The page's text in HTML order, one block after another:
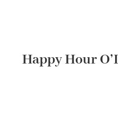
Happy Hour